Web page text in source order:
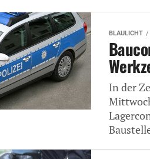
BLAULICHT
In der